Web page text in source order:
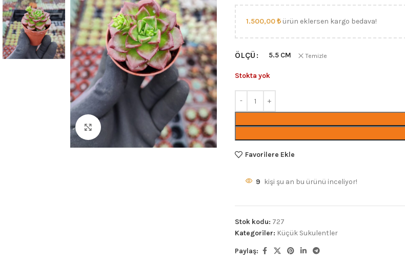
1.500,00₺ ürün eklersen kargo bedava!
ÖLÇÜ 5.5 CM Temizle
Stokta yok
Favorilere Ekle
9 kişi şu an bu ürünü inceliyor!
Stok kodu: 727
Kategoriler: Küçük Sukulentler
Paylaş: